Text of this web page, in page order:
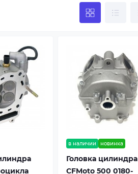
в наличии новинка
Головка цилиндра
CFMoto 500 0180-